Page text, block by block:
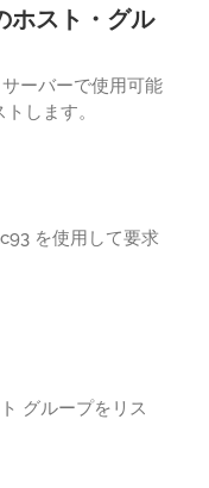
ホスト・グル
ーバーで使用可能
します。
を使用して要求
グループをリス